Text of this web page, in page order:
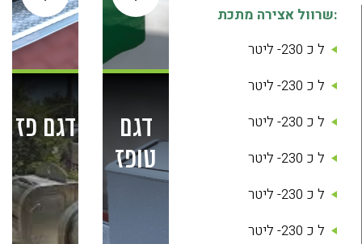
:שרוול אצירה מתכת
ל כ 230- ליטר
ל כ 230- ליטר
ל כ 230- ליטר
ל כ 230- ליטר
ל כ 230- ליטר
ל כ 230- ליטר
דגם
טופז
דגם פז